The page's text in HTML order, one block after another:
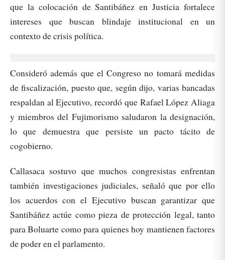
que la colocación de Santibáñez en Justicia fortalece
intereses que buscan blindaje institucional en un
contexto de crisis política.
Consideró además que el Congreso no tomará medidas
de fiscalización, puesto que, según dijo, varias bancadas
respaldan al Ejecutivo, recordó que Rafael López Aliaga
y miembros del Fujimorismo saludaron la designación,
lo que demuestra que persiste un pacto tácito de
cogobierno.
Callasaca sostuvo que muchos congresistas enfrentan
también investigaciones judiciales, señaló que por ello
los acuerdos con el Ejecutivo buscan garantizar que
Santibáñez actúe como pieza de protección legal, tanto
para Boluarte como para quienes hoy mantienen factores
de poder en el parlamento.